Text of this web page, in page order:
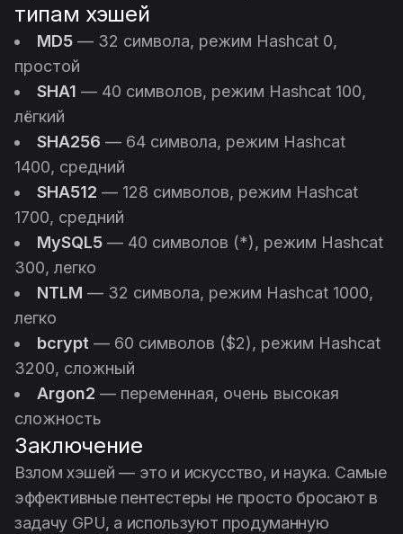
типам хэшей
MD5 — 32 символа, режим Hashcat 0,
простой
SHA1 — 40 символов, режим Hashcat 100,
лёгкий
SHA256 — 64 символа, режим Hashcat
1400, средний
SHA512 — 128 символов, режим Hashcat
1700, средний
MySQL5 — 40 символов (*), режим Hashcat
300, легко
NTLM — 32 символа, режим Hashcat 1000,
легко
bcrypt — 60 символов ($2), режим Hashcat
3200, сложный
Argon2 — переменная, очень высокая
сложность
Заключение
Взлом хэшей — это и искусство, и наука. Самые
эффективные пентестеры не просто бросают в
задачу GPU, а используют продуманную